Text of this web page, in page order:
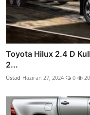
Toyota Hilux 2.4 D
2...
Üstad Haziran 27, 2024 0